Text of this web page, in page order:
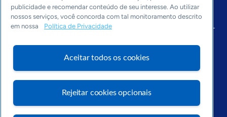
Dados
Arquivo
publicidade e recomendar conteúdo de seu interesse. Ao utilizar
nossos serviços, você concorda com tal monitoramento descrito
em nossa
Política de Privacidade
Aceitar todos os cookies
Rejeitar cookies opcionais